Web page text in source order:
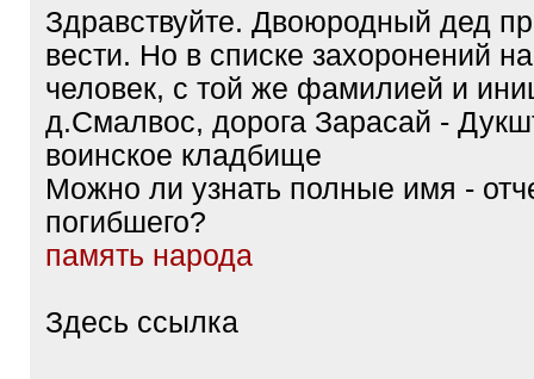
Здравствуйте. Двоюродный дед
вести. Но в списке захоронений
человек, с той же фамилией и
д.Смалвос, дорога Зарасай -
воинское кладбище
Можно ли узнать полные имя -
погибшего?
память народа
Здесь ссылка